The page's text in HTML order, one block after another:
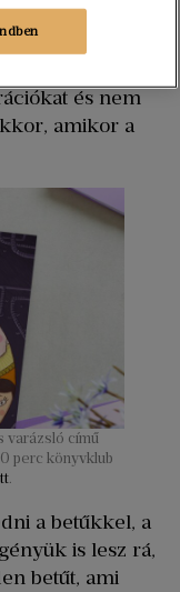
egy
ám sokkal
és a történet
és nem
amikor a
varázsló című
perc könyvklub
.
a betűkkel, a
is lesz rá,
betűt, ami